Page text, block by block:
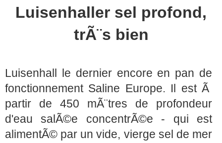
Luisenhaller sel profond,
trÃ¨s bien
Luisenhall le dernier encore en pan de
fonctionnement Saline Europe. Il est Ã
partir de 450 mÃ¨tres de profondeur
d'eau salÃ©e concentrÃ©e - qui est
alimentÃ© par un vide, vierge sel de mer